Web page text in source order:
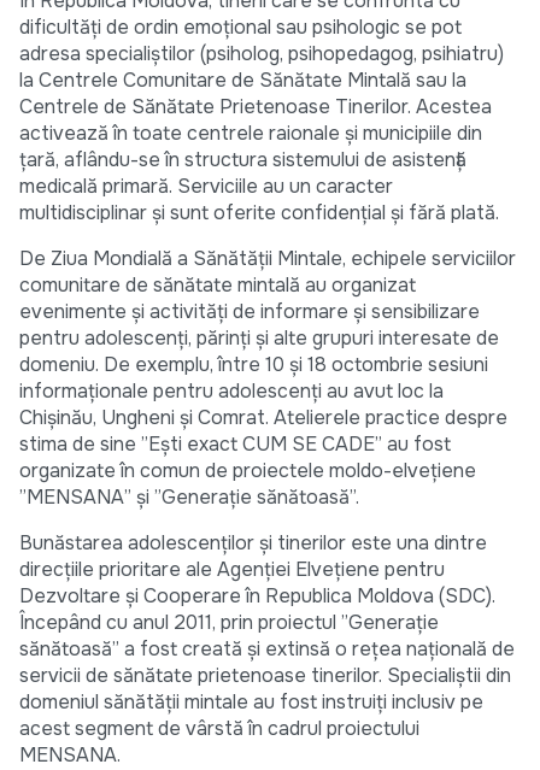
dificultăți de ordin emoțional sau psihologic se pot
adresa specialiștilor (psiholog, psihopedagog, psihiatru)
la Centrele Comunitare de Sănătate Mintală sau la
Centrele de Sănătate Prietenoase Tinerilor. Acestea
activează în toate centrele raionale și municipiile din
țară, aflându-se în structura sistemului de asistență
medicală primară. Serviciile au un caracter
multidisciplinar și sunt oferite confidențial și fără plată.
De Ziua Mondială a Sănătății Mintale, echipele serviciilor
comunitare de sănătate mintală au organizat
evenimente și activități de informare și sensibilizare
pentru adolescenți, părinți și alte grupuri interesate de
domeniu. De exemplu, între 10 și 18 octombrie sesiuni
informaționale pentru adolescenți au avut loc la
Chișinău, Ungheni și Comrat. Atelierele practice despre
stima de sine ”Ești exact CUM SE CADE” au fost
organizate în comun de proiectele moldo-elvețiene
”MENSANA” și ”Generație sănătoasă”.
Bunăstarea adolescenților și tinerilor este una dintre
direcțiile prioritare ale Agenției Elvețiene pentru
Dezvoltare și Cooperare în Republica Moldova (SDC).
Începând cu anul 2011, prin proiectul ”Generație
sănătoasă” a fost creată și extinsă o rețea națională de
servicii de sănătate prietenoase tinerilor. Specialiștii din
domeniul sănătății mintale au fost instruiți inclusiv pe
acest segment de vârstă în cadrul proiectului
MENSANA.